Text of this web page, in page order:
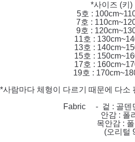
*사이즈 (키)
5호 :
7호 :
9호 :
11호 :
13호 :
15호 :
17호 :
19호 :
*사람마다 체형이 다르기 때문에 다소
Fabric - 겉 : 골덴
안감 : 폴리
목안감 : 폴리
(오리털